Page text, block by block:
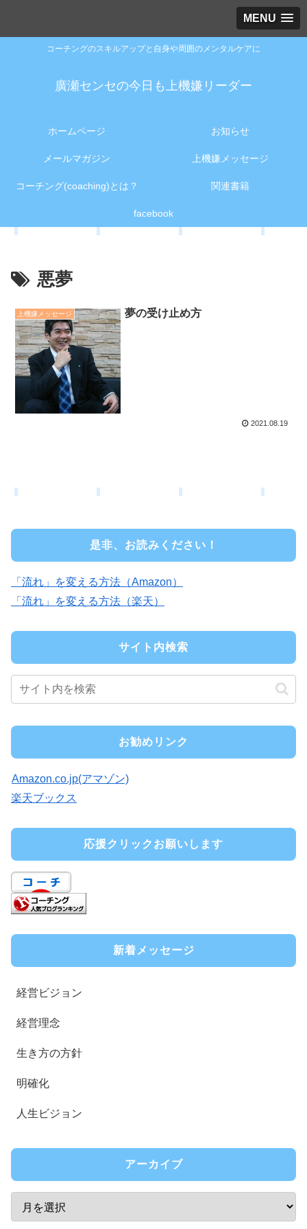
MENU
コーチングのスキルアップと自身や周囲のメンタルケアに
廣瀬センセの今日も上機嫌リーダー
ホームページ お知らせ
メールマガジン 上機嫌メッセージ
コーチング(coaching)とは？ 関連書籍
facebook
悪夢
上機嫌メッセージ 夢の受け止め方
2021.08.19
是非、お読みください！
「流れ」を変える方法（Amazon）
「流れ」を変える方法（楽天）
サイト内検索
お勧めリンク
Amazon.co.jp(アマゾン)
楽天ブックス
応援クリックお願いします
新着メッセージ
経営ビジョン
経営理念
生き方の方針
明確化
人生ビジョン
アーカイブ